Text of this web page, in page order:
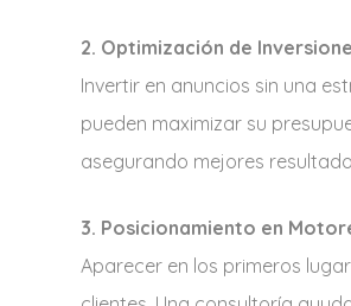
2. Optimización de
Invertir en anuncios sin una
pueden maximizar su
asegurando mejores
3. Posicionamiento en
Aparecer en los primeros